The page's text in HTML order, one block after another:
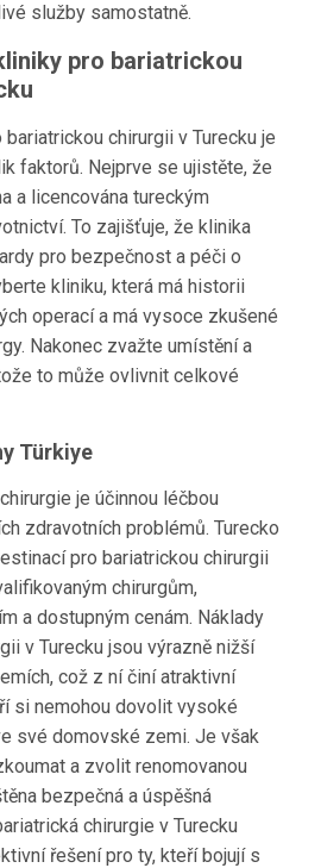
služby samostatně.
pro bariatrickou
chirurgii v Turecku je
faktorů. Nejprve se ujistěte, že
a licencována tureckým
To zajišťuje, že klinika
pro bezpečnost a péči o
kliniku, která má historii
operací a má vysoce zkušené
Nakonec zvažte umístění a
to může ovlivnit celkové
Türkiye
je účinnou léčbou
zdravotních problémů. Turecko
pro bariatrickou chirurgii
chirurgům,
a dostupným cenám. Náklady
v Turecku jsou výrazně nižší
což z ní činí atraktivní
si nemohou dovolit vysoké
své domovské zemi. Je však
a zvolit renomovanou
bezpečná a úspěšná
chirurgie v Turecku
řešení pro ty, kteří bojují s